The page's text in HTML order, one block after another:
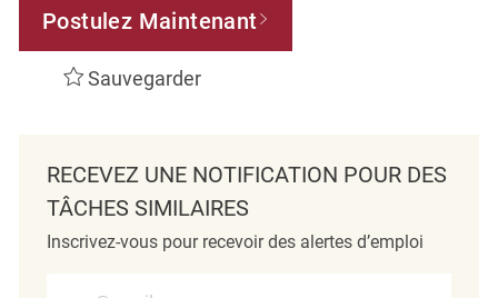
Postulez Maintenant
Sauvegarder
RECEVEZ UNE NOTIFICATION POUR DES
TÂCHES SIMILAIRES
Inscrivez-vous pour recevoir des alertes d’emploi